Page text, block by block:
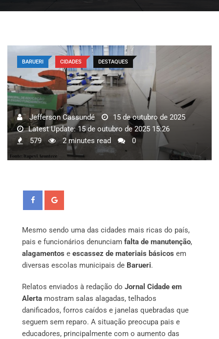
BARUERI CIDADES DESTAQUES
Jefferson Cassundé
15 de outubro de 2025
Latest Update: 15 de outubro de 2025 15:26
579
2 minutes read 0
Mesmo sendo uma das cidades mais ricas do país,
pais e funcionários denunciam falta de manutenção,
alagamentos e escassez de materiais básicos em
diversas escolas municipais de Barueri.
Relatos enviados à redação do Jornal Cidade em
Alerta mostram salas alagadas, telhados
danificados, forros caídos e janelas quebradas que
seguem sem reparo. A situação preocupa pais e
educadores, principalmente com o aumento das